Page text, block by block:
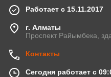
Работает с 15.11.2017
г. Алматы
Проспект Райымбека,
Контакты
Сегодня работает с